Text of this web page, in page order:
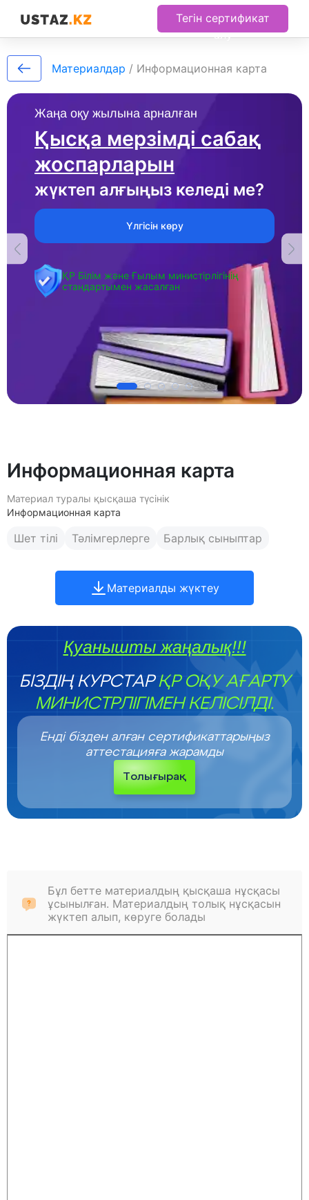
Тегін сертификат
алу
Жаңа оқу жылына арналған
Қысқа мерзімді сабақ
жоспарларын
жүктеп алғыңыз келеді ме?
Үлгісін көру
ҚР Білім және Ғылым министірлігінің
стандартымен жасалған
Материалдар / Информационная карта
Информационная карта
Материал туралы қысқаша түсінік
Информационная карта
Шет тілі Тәлімгерлерге Барлық сыныптар
Материалды жүктеу
Қуанышты жаңалық!!!
БІЗДІҢ КУРСТАРҚР ОҚУ АҒАРТУ
МИНИСТРЛІГІМЕН КЕЛІСІЛДІ.
Енді бізден алған сертификаттарыңыз
аттестацияға жарамды
Толығырақ
Бұл бетте материалдың қысқаша нұсқасы
ұсынылған. Материалдың толық нұсқасын
жүктеп алып, көруге болады